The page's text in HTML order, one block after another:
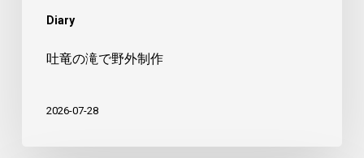
Diary
吐竜の滝で野外制作
2026-07-28